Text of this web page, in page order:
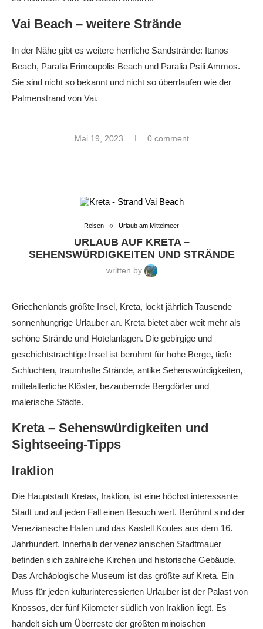
Vai Beach – weitere Strände
In der Nähe gibt es weitere herrliche Sandstrände: Itanos
Beach, Paralia Erimoupolis Beach und Paralia Psili Ammos.
Sie sind nicht so bekannt und nicht so überrlaufen wie der
Palmenstrand von Vai.
Mai 19, 2023 0 comment
Reisen Urlaub am Mittelmeer
URLAUB AUF KRETA –
SEHENSWÜRDIGKEITEN UND STRÄNDE
written by
Griechenlands größte Insel, Kreta, lockt jährlich Tausende
sonnenhungrige Urlauber an. Kreta bietet aber weit mehr als
schöne Strände und Hotelanlagen. Die gebirgige und
geschichtsträchtige Insel ist berühmt für hohe Berge, tiefe
Schluchten, traumhafte Strände, antike Sehenswürdigkeiten,
mittelalterliche Klöster, bezaubernde Bergdörfer und
malerische Städte.
Kreta – Sehenswürdigkeiten und
Sightseeing-Tipps
Iraklion
Die Hauptstadt Kretas, Iraklion, ist eine höchst interessante
Stadt und auf jeden Fall einen Besuch wert. Berühmt sind der
Venezianische Hafen und das Kastell Koules aus dem 16.
Jahrhundert. Innerhalb der venezianischen Stadtmauer
befinden sich zahlreiche Kirchen und historische Gebäude.
Das Archäologische Museum ist das größte auf Kreta. Ein
Muss für jeden kulturinteressierten Urlauber ist der Palast von
Knossos, der fünf Kilometer südlich von Iraklion liegt. Es
handelt sich um Überreste der größten minoischen